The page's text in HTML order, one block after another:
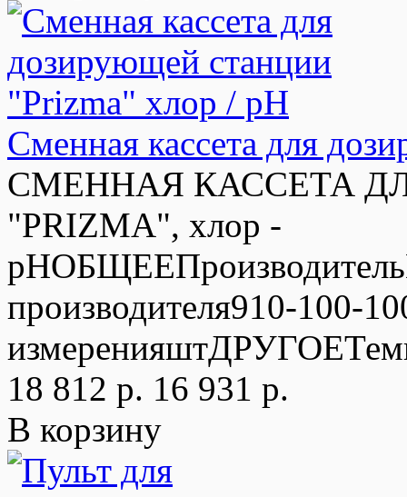
Сменная кассета для
СМЕННАЯ КАССЕТА
"PRIZMA", хлор -
производителя910-100-
18 812 р. 16 931 р.
В корзину